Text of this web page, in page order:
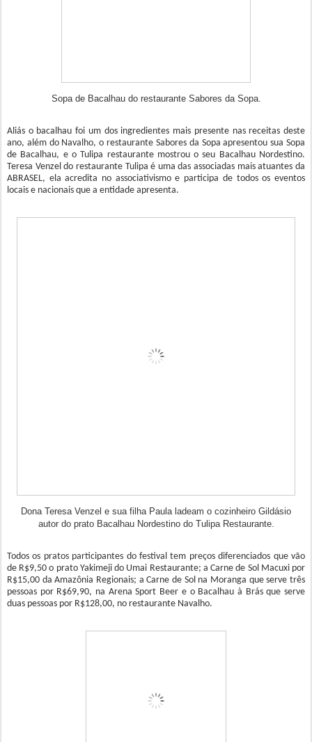
Sopa de Bacalhau do restaurante Sabores da Sopa.
Aliás o bacalhau foi um dos ingredientes mais presente nas receitas deste
ano, além do Navalho, o restaurante Sabores da Sopa apresentou sua Sopa
de Bacalhau, e o Tulipa restaurante mostrou o seu Bacalhau Nordestino.
Teresa Venzel do restaurante Tulipa é uma das associadas mais atuantes da
ABRASEL, ela acredita no associativismo e participa de todos os eventos
locais e nacionais que a entidade apresenta.
Dona Teresa Venzel e sua filha Paula ladeam o cozinheiro Gildásio
autor do prato Bacalhau Nordestino do Tulipa Restaurante.
Todos os pratos participantes do festival tem preços diferenciados que vão
de R$9,50 o prato Yakimeji do Umai Restaurante; a Carne de Sol Macuxi por
R$15,00 da Amazônia Regionais; a Carne de Sol na Moranga que serve três
pessoas por R$69,90, na Arena Sport Beer e o Bacalhau à Brás que serve
duas pessoas por R$128,00, no restaurante Navalho.